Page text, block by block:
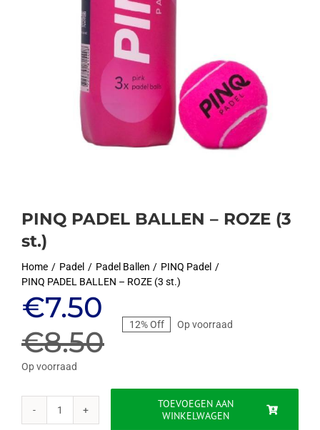
PINQ PADEL BALLEN – ROZE (3
st.)
Home Padel Padel Ballen
PINQ Padel
PINQ PADEL BALLEN – ROZE (3 st.)
€8.50
Oorspronkelijke
prijs
was:
€8.50.
€7.50
Huidige
prijs
is:
€7.50.
12% Off Op voorraad
Op voorraad
PINQ
TOEVOEGEN AAN
WINKELWAGEN